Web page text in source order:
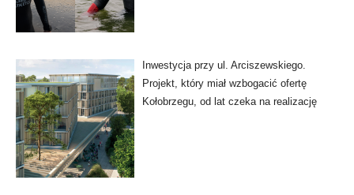
Inwestycja przy ul. Arciszewskiego.
Projekt, który miał wzbogacić ofertę
Kołobrzegu, od lat czeka na realizację